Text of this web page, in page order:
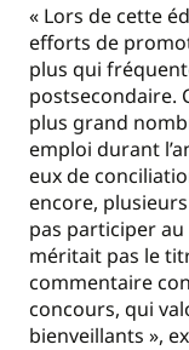
« Lors de cette
efforts de
plus qui
postsecondaire.
plus grand
emploi durant
eux de
encore,
pas participer
méritait pas le
commentaire
concours, qui
bienveillants »,